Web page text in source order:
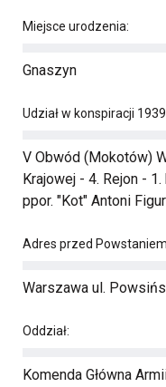
Miejsce urodzenia:
Gnaszyn
Udział w konspiracji
V Obwód (Mokotów)
Krajowej - 4. Rejon -
ppor. "Kot" Antoni
Adres przed
Warszawa ul.
Oddział:
Komenda Główna